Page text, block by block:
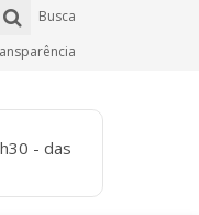
Busca
- das